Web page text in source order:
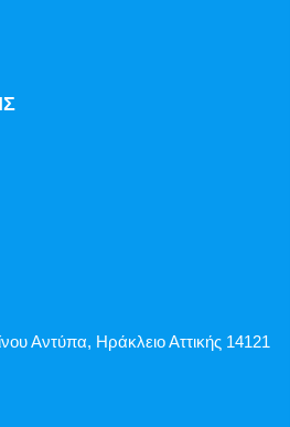
Αντύπα, Ηράκλειο Αττικής 14121